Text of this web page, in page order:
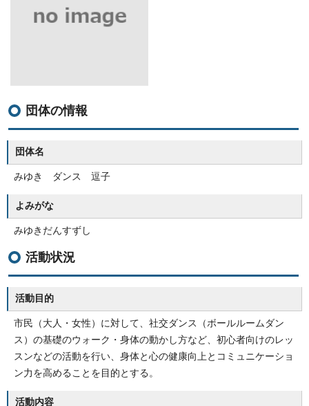
団体の情報
団体名
みゆき ダンス 逗子
よみがな
みゆきだんすずし
活動状況
活動目的
市民（大人・女性）に対して、社交ダンス（ボールルームダン
ス）の基礎のウォーク・身体の動かし方など、初心者向けのレッ
スンなどの活動を行い、身体と心の健康向上とコミュニケーショ
ン力を高めることを目的とする。
活動内容